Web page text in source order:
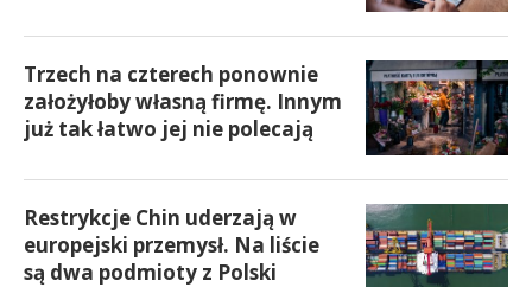
Trzech na czterech ponownie
założyłoby własną firmę. Innym
już tak łatwo jej nie polecają
Restrykcje Chin uderzają w
europejski przemysł. Na liście
są dwa podmioty z Polski